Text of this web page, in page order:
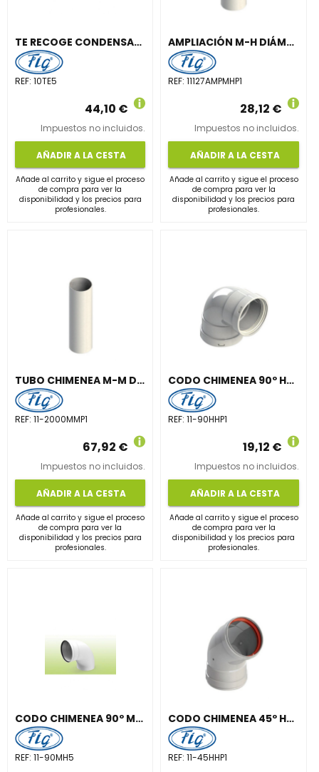
TE RECOGE CONDENSADOS DIÁMETRO 100mm POLIPROPILENO BLANCO
REF: 10TE5
44,10 €
Impuestos no incluidos.
AÑADIR A LA CESTA
Añade al carrito y sigue el proceso
de compra para ver la
disponibilidad y los precios para
profesionales.
AMPLIACIÓN M-H DIÁMETRO 110 127mm ALUMINIO BLANCO
REF:11127AMPMHP1
28,12 €
Impuestos no incluidos.
AÑADIR A LA CESTA
Añade al carrito y sigue el proceso
de compra para ver la
disponibilidad y los precios para
profesionales.
TUBO CHIMENEA M-M DIÁMETRO 110 2000mm ALUMINIO BLANCO
REF: 11-2000MMP1
67,92 €
Impuestos no incluidos.
AÑADIR A LA CESTA
Añade al carrito y sigue el proceso
de compra para ver la
disponibilidad y los precios para
profesionales.
CODO CHIMENEA 90º H-H DIÁMETRO 110mm ALUMINIO BLANCO
REF:11-90HHP1
19,12 €
Impuestos no incluidos.
AÑADIR A LA CESTA
Añade al carrito y sigue el proceso
de compra para ver la
disponibilidad y los precios para
profesionales.
CODO CHIMENEA 90º M-H DIÁMETRO 110mm POLIPROPILENO BLANCO
REF: 11-90MH5
CODO CHIMENEA 45º H-H DIÁMETRO 110mm ALUMINIO BLANCO
REF:11-45HHP1